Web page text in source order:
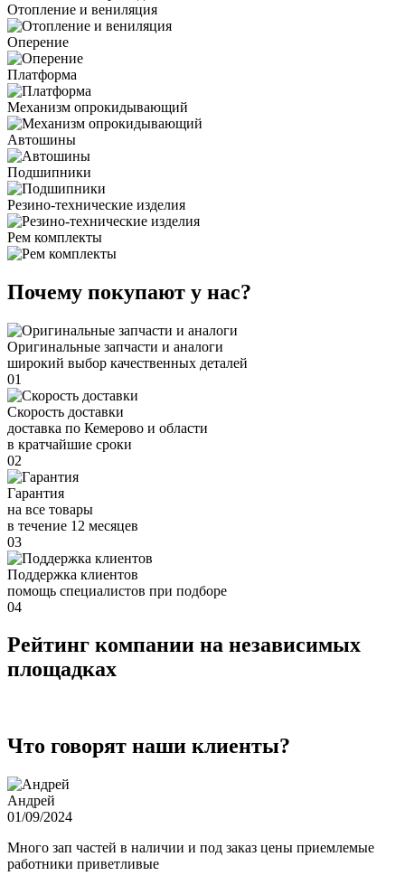
Отопление и вениляция
Оперение
Платформа
Механизм опрокидывающий
Автошины
Подшипники
Резино-технические изделия
Рем комплекты
Почему покупают у нас?
Оригинальные запчасти и аналоги
широкий выбор качественных деталей
01
Скорость доставки
доставка по Кемерово и области
в кратчайшие сроки
02
Гарантия
на все товары
в течение 12 месяцев
03
Поддержка клиентов
помощь специалистов при подборе
04
Рейтинг компании на независимых
площадках
Что говорят наши клиенты?
Андрей
01/09/2024
Много зап частей в наличии и под заказ цены приемлемые
работники приветливые